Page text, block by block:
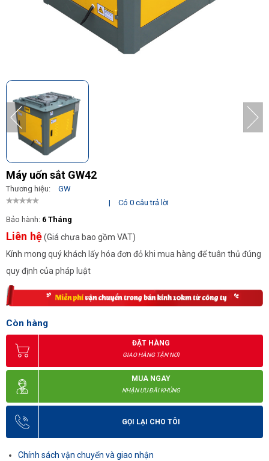
Máy uốn sắt GW42
Thương hiệu:
GW
|
Có 0 câu trả lời
Bảo hành: 6 Tháng
Liên hệ(Giá chưa bao gồm VAT)
Kính mong quý khách lấy hóa đơn đỏ khi mua hàng để tuân thủ đúng
quy định của pháp luật
Còn hàng
ĐẶT HÀNG
GIAO HÀNG TẬN NƠI
MUA NGAY
NHẬN ƯU ĐÃI KHỦNG
GỌI LẠI CHO TÔI
Chính sách vận chuyển và giao nhận